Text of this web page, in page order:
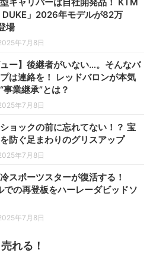
」2026年モデルが82万
場
年7月8日
ュー】後継者がいない…。そんなバ
は連絡を！ レッドバロンが本気
事業継承”とは？
年7月8日
ョックの前に忘れてない！？ 宝
防ぐ足まわりのグリスアップ
年7月8日
冷スポーツスターが復活する！
での再登板をハーレーダビッドソ
年7月8日
れる！